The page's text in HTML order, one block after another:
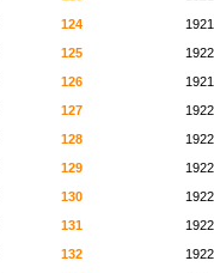
124
1921
125
1922
126
1921
127
1922
128
1922
129
1922
130
1922
131
1922
132
1922